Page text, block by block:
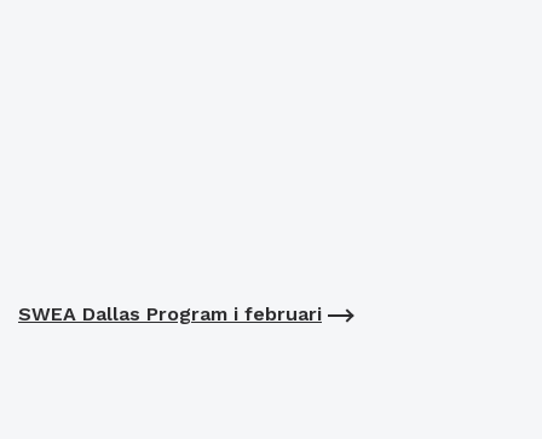
SWEA Dallas Program i februari